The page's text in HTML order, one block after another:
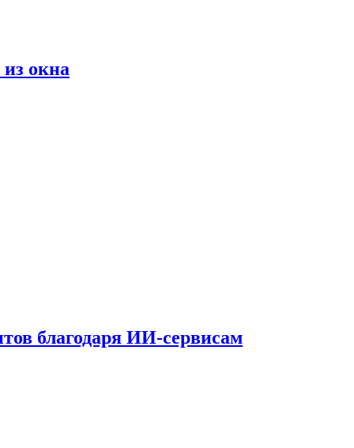
окна
благодаря ИИ-сервисам